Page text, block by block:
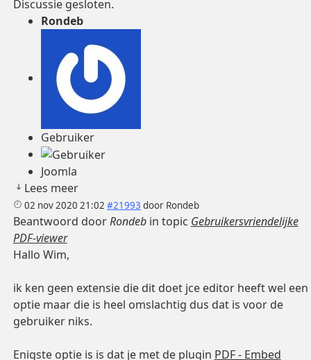
Discussie gesloten.
Rondeb
Gebruiker
Joomla
Lees meer
02 nov 2020 21:02 #21993 door Rondeb
Beantwoord doorRondebin topic Gebruikersvriendelijke
PDF-viewer
Hallo Wim,
ik ken geen extensie die dit doet jce editor heeft wel een
optie maar die is heel omslachtig dus dat is voor de
gebruiker niks.
Enigste optie is is dat je met de plugin PDF - Embed